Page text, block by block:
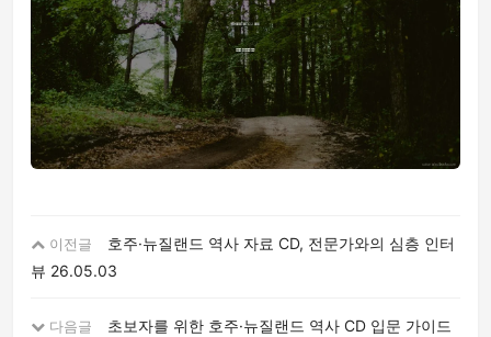
이전글
호주·뉴질랜드 역사 자료 CD, 전문가와의 심층 인터
뷰 26.05.03
다음글
초보자를 위한 호주·뉴질랜드 역사 CD 입문 가이드